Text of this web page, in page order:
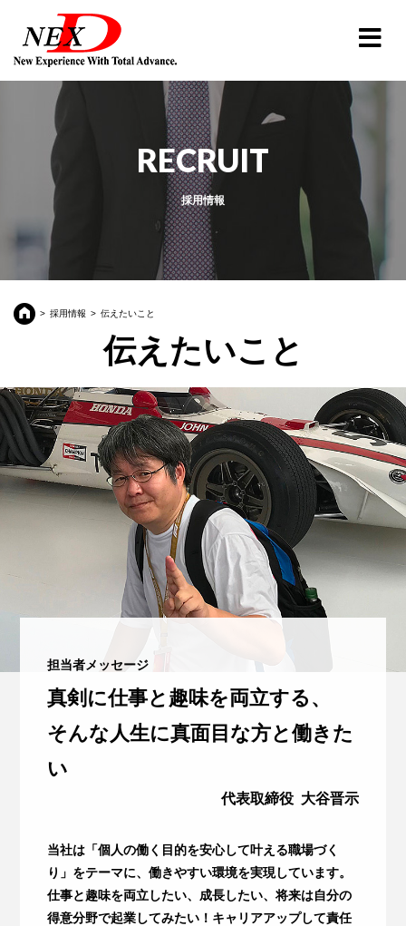
RECRUIT
採用情報
採用情報 伝えたいこと
伝えたいこと
担当者メッセージ
真剣に仕事と趣味を両立する、
そんな人生に真面目な方と働きた
い
代表取締役 大谷晋示
当社は「個人の働く目的を安心して叶える職場づく
り」をテーマに、働きやすい環境を実現しています。
仕事と趣味を両立したい、成長したい、将来は自分の
得意分野で起業してみたい！キャリアアップして責任